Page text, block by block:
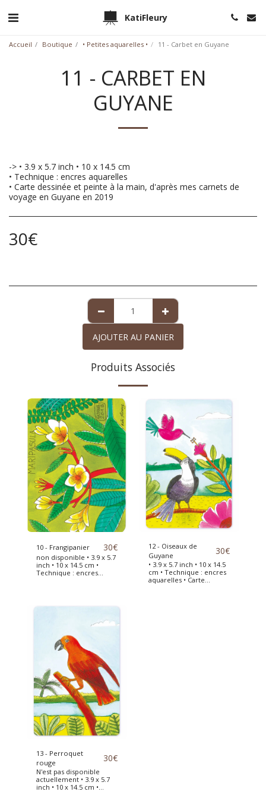
KatiFleury
Accueil Boutique • Petites aquarelles • 11 - Carbet en Guyane
11 - CARBET EN
GUYANE
-> • 3.9 x 5.7 inch • 10 x 14.5 cm
• Technique : encres aquarelles
• Carte dessinée et peinte à la main, d'après mes carnets de
voyage en Guyane en 2019
30€
AJOUTER AU PANIER
Produits Associés
10 - Frangipanier 30€
non disponible • 3.9 x 5.7
inch • 10 x 14.5 cm •
Technique : encres
12 - Oiseaux de
Guyane
30€
• 3.9 x 5.7 inch • 10 x 14.5
cm • Technique : encres
aquarelles • Carte
13 - Perroquet
rouge
30€
N'est pas disponible
actuellement • 3.9 x 5.7
inch • 10 x 14.5 cm •